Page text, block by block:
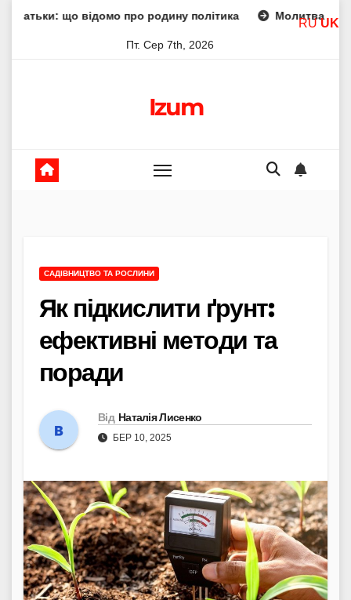
про родину політика Молитва пресвятої
Пт. Сер 7th, 2026
Izum
САДІВНИЦТВО ТА РОСЛИНИ
Як підкислити ґрунт:
ефективні методи та
поради
Від Наталія Лисенко
БЕР 10, 2025
RU UK